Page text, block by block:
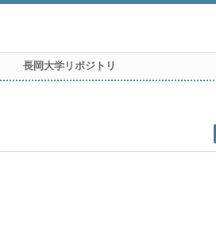
長岡大学リポジトリ